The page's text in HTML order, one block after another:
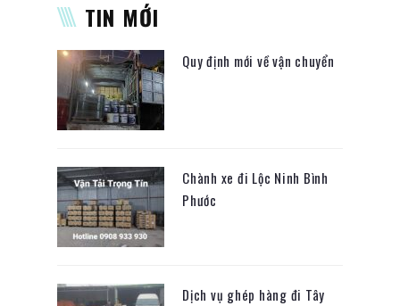
TIN MỚI
Quy định mới về vận chuyển
Chành xe đi Lộc Ninh Bình
Phước
Dịch vụ ghép hàng đi Tây